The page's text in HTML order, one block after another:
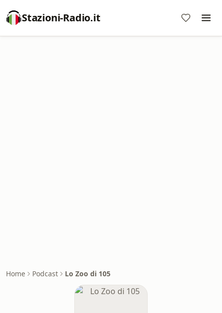
Stazioni-Radio.it
Home Podcast Lo Zoo di 105